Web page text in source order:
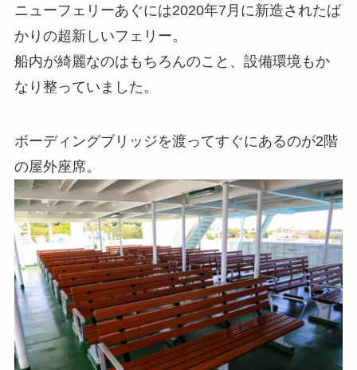
ニューフェリーあぐには2020年7月に新造されたば
かりの超新しいフェリー。
船内が綺麗なのはもちろんのこと、設備環境もか
なり整っていました。
ボーディングブリッジを渡ってすぐにあるのが2階
の屋外座席。